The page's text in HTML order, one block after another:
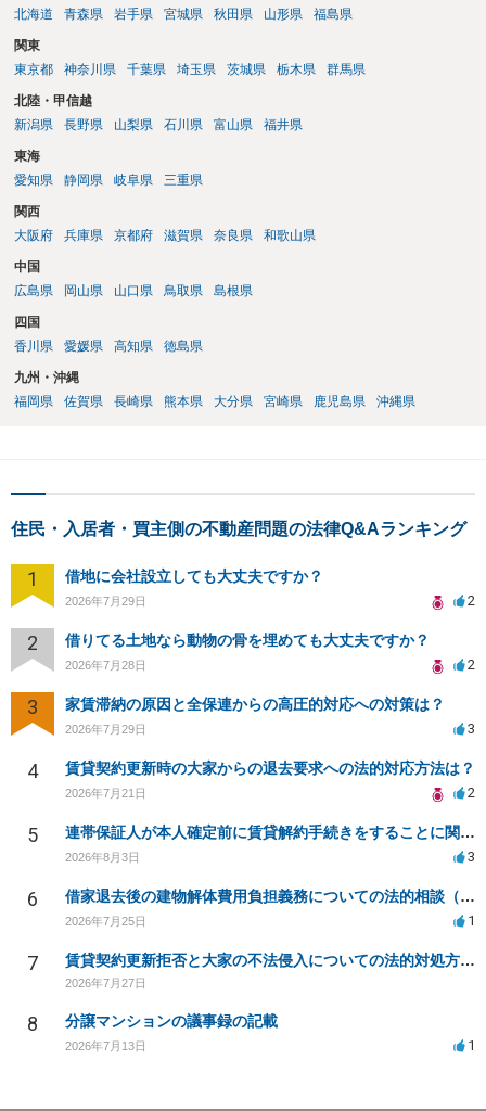
北海道
青森県 岩手県 宮城県 秋田県 山形県 福島県
関東
東京都
神奈川県 千葉県 埼玉県 茨城県 栃木県 群馬県
北陸・甲信越
新潟県
長野県 山梨県 石川県 富山県 福井県
東海
愛知県
静岡県 岐阜県 三重県
関西
大阪府
兵庫県 京都府 滋賀県 奈良県 和歌山県
中国
広島県
岡山県 山口県 鳥取県 島根県
四国
香川県
愛媛県 高知県 徳島県
九州・沖縄
福岡県
佐賀県 長崎県 熊本県 大分県 宮崎県 鹿児島県 沖縄県
住民・入居者・買主側の不動産問題の法律Q&Aランキング
1 借地に会社設立しても大丈夫ですか？
2026年7月29日 2
2 借りてる土地なら動物の骨を埋めても大丈夫ですか？
2026年7月28日 2
3 家賃滞納の原因と全保連からの高圧的対応への対策は？
2026年7月29日 3
4 賃貸契約更新時の大家からの退去要求への法的対応方法は？
2026年7月21日 2
5 連帯保証人が本人確定前に賃貸解約手続きをすることに関して
2026年8月3日 3
6 借家退去後の建物解体費用負担義務についての法的相談（補足説明修正）
2026年7月25日 1
7 賃貸契約更新拒否と大家の不法侵入についての法的対処方法は？
2026年7月27日
8 分譲マンションの議事録の記載
2026年7月13日 1